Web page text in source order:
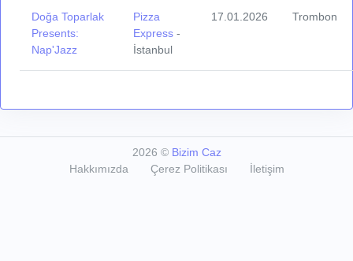
Doğa Toparlak
Presents:
Nap'Jazz
Pizza
Express -
İstanbul
17.01.2026 Trombon
2026 © Bizim Caz
Hakkımızda
Çerez Politikası İletişim